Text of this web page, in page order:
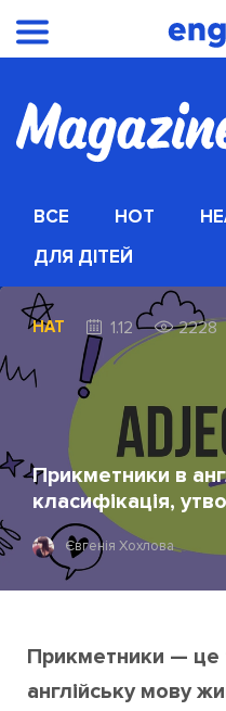
ВСЕ HOT
ДЛЯ ДІТЕЙ
HAT 1.12 2228
Прикметники в
класифікація,
Євгенія Хохлова
Прикметники — це
англійську мову